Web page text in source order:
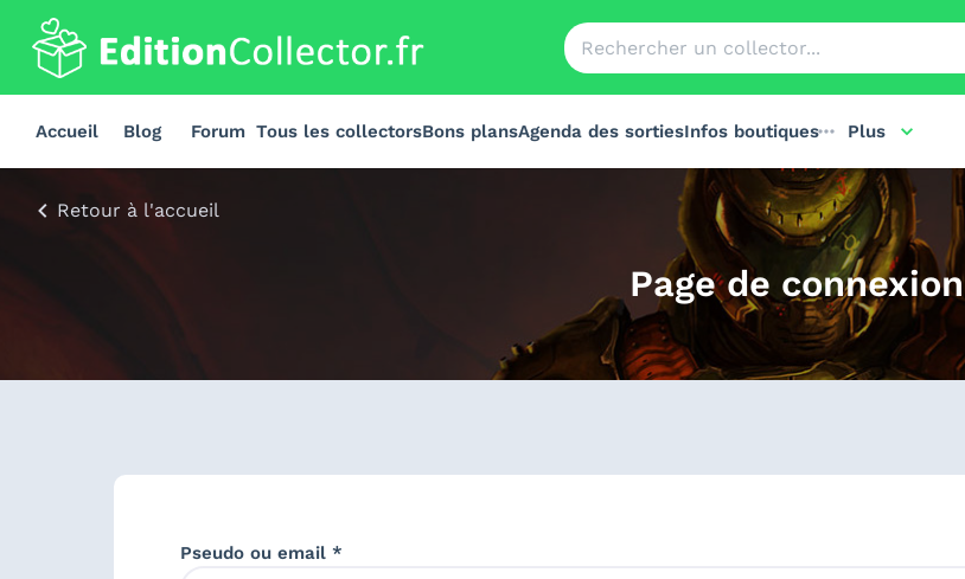
Accueil Blog Forum Tous les collectorsBons plansAgenda des sortiesInfos boutiques Plus
Retour à l'accueil
Page de connexion
Pseudo ou email *